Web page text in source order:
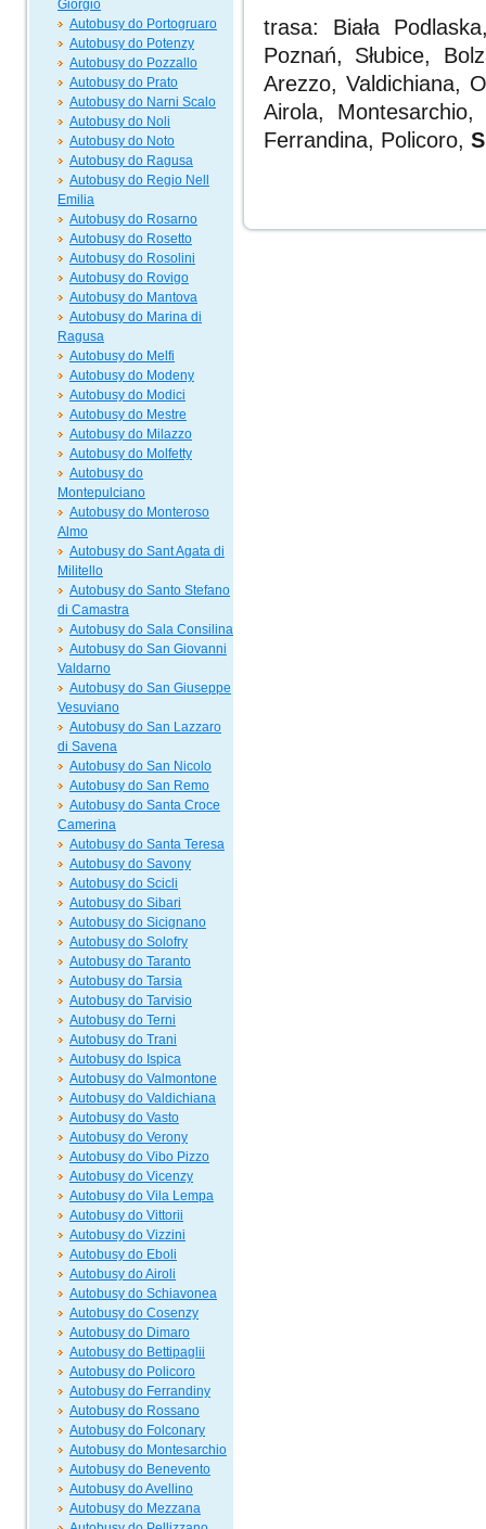
Giorgio
Autobusy do Portogruaro
Autobusy do Potenzy
Autobusy do Pozzallo
Autobusy do Prato
Autobusy do Narni Scalo
Autobusy do Noli
Autobusy do Noto
Autobusy do Ragusa
Autobusy do Regio Nell
Emilia
Autobusy do Rosarno
Autobusy do Rosetto
Autobusy do Rosolini
Autobusy do Rovigo
Autobusy do Mantova
Autobusy do Marina di
Ragusa
Autobusy do Melfi
Autobusy do Modeny
Autobusy do Modici
Autobusy do Mestre
Autobusy do Milazzo
Autobusy do Molfetty
Autobusy do
Montepulciano
Autobusy do Monteroso
Almo
Autobusy do Sant Agata di
Militello
Autobusy do Santo Stefano
di Camastra
Autobusy do Sala Consilina
Autobusy do San Giovanni
Valdarno
Autobusy do San Giuseppe
Vesuviano
Autobusy do San Lazzaro
di Savena
Autobusy do San Nicolo
Autobusy do San Remo
Autobusy do Santa Croce
Camerina
Autobusy do Santa Teresa
Autobusy do Savony
Autobusy do Scicli
Autobusy do Sibari
Autobusy do Sicignano
Autobusy do Solofry
Autobusy do Taranto
Autobusy do Tarsia
Autobusy do Tarvisio
Autobusy do Terni
Autobusy do Trani
Autobusy do Ispica
Autobusy do Valmontone
Autobusy do Valdichiana
Autobusy do Vasto
Autobusy do Verony
Autobusy do Vibo Pizzo
Autobusy do Vicenzy
Autobusy do Vila Lempa
Autobusy do Vittorii
Autobusy do Vizzini
Autobusy do Eboli
Autobusy do Airoli
Autobusy do Schiavonea
Autobusy do Cosenzy
Autobusy do Dimaro
Autobusy do Bettipaglii
Autobusy do Policoro
Autobusy do Ferrandiny
Autobusy do Rossano
Autobusy do Folconary
Autobusy do Montesarchio
Autobusy do Benevento
Autobusy do Avellino
Autobusy do Mezzana
trasa: Biała
Poznań, Słubice,
Arezzo, Valdichiana,
Airola,
Ferrandina, Policoro,